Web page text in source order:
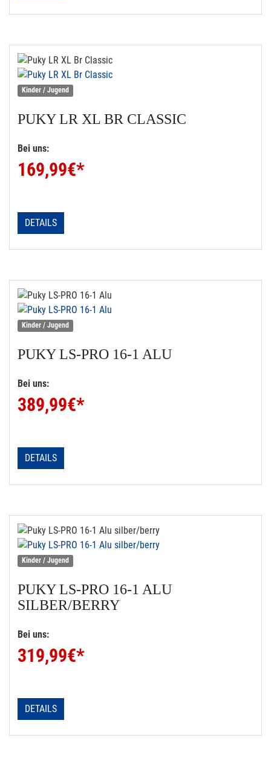
Kinder / Jugend
PUKYLR XL BR CLASSIC
Bei uns:
169,99€*
DETAILS
Kinder / Jugend
PUKYLS-PRO 16-1 ALU
Bei uns:
389,99€*
DETAILS
Kinder / Jugend
PUKYLS-PRO 16-1 ALU
SILBER/BERRY
Bei uns:
319,99€*
DETAILS